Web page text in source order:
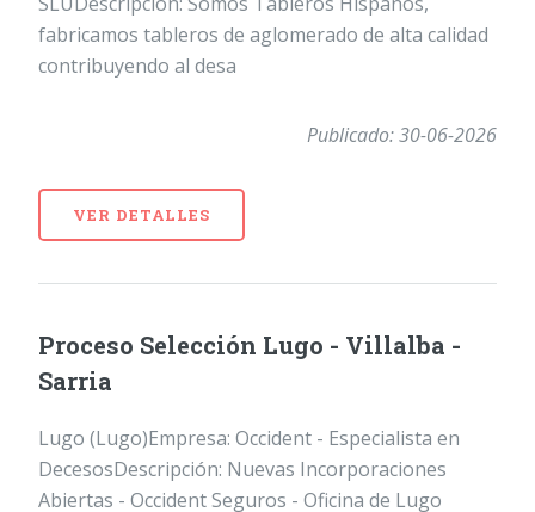
fabricamos tableros de aglomerado de alta calidad
contribuyendo al desa
Publicado: 30-06-2026
VER DETALLES
Proceso Selección Lugo - Villalba -
Sarria
Lugo (Lugo)Empresa: Occident - Especialista en
DecesosDescripción: Nuevas Incorporaciones
Abiertas - Occident Seguros - Oficina de Lugo